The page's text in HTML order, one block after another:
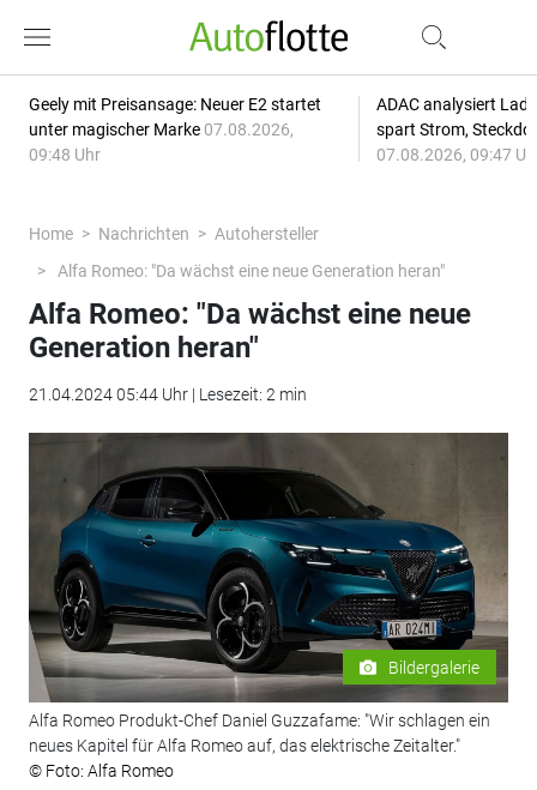
Geely mit Preisansage: Neuer E2 startet
unter magischer Marke 07.08.2026,
09:48 Uhr
ADAC analysiert
spart Strom,
07.08.2026, 09:47
Home Nachrichten
Autohersteller
Alfa Romeo: "Da wächst eine neue Generation heran"
Alfa Romeo: "Da wächst eine neue
Generation heran"
21.04.2024 05:44 Uhr | Lesezeit: 2 min
Bildergalerie
Alfa Romeo Produkt-Chef Daniel Guzzafame: "Wir schlagen ein
neues Kapitel für Alfa Romeo auf, das elektrische Zeitalter."
© Foto: Alfa Romeo